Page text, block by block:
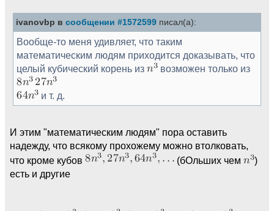
ivanovbp в сообщении #1572599 писал(а):
Вообще-то меня удивляет, что таким
математическим людям приходится доказывать, что
целый кубический корень из
возможен только из
и т. д.
И этим "математическим людям" пора оставить
надежду, что всякому прохожему можно втолковать,
что кроме кубов
(бОльших чем
)
есть и другие